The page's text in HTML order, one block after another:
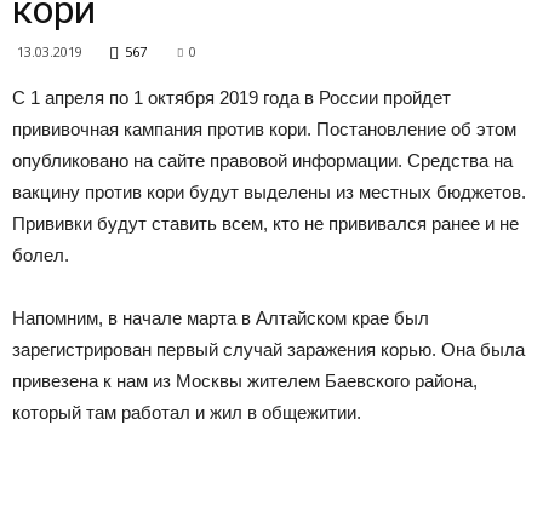
кори
13.03.2019 567 0
С 1 апреля по 1 октября 2019 года в России пройдет
прививочная кампания против кори. Постановление об этом
опубликовано на сайте правовой информации. Средства на
вакцину против кори будут выделены из местных бюджетов.
Прививки будут ставить всем, кто не прививался ранее и не
болел.
Напомним, в начале марта в Алтайском крае был
зарегистрирован первый случай заражения корью. Она была
привезена к нам из Москвы жителем Баевского района,
который там работал и жил в общежитии.